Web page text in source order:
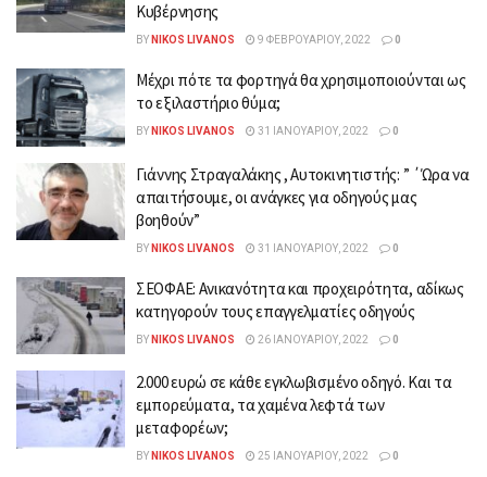
Κυβέρνησης
BY NIKOS LIVANOS 9 ΦΕΒΡΟΥΑΡΊΟΥ, 2022 0
Μέχρι πότε τα φορτηγά θα χρησιμοποιούνται ως
το εξιλαστήριο θύμα;
BY NIKOS LIVANOS 31 ΙΑΝΟΥΑΡΊΟΥ, 2022 0
Γιάννης Στραγαλάκης , Αυτοκινητιστής: ” ΄Ώρα να
απαιτήσουμε, οι ανάγκες για οδηγούς μας
βοηθούν”
BY NIKOS LIVANOS 31 ΙΑΝΟΥΑΡΊΟΥ, 2022 0
ΣΕΟΦΑΕ: Aνικανότητα και προχειρότητα, αδίκως
κατηγορούν τους επαγγελματίες οδηγούς
BY NIKOS LIVANOS 26 ΙΑΝΟΥΑΡΊΟΥ, 2022 0
2.000 ευρώ σε κάθε εγκλωβισμένο οδηγό. Και τα
εμπορεύματα, τα χαμένα λεφτά των
μεταφορέων;
BY NIKOS LIVANOS 25 ΙΑΝΟΥΑΡΊΟΥ, 2022 0